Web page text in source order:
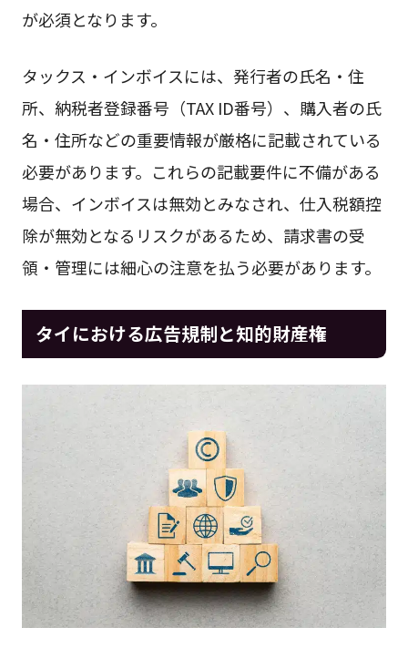
が必須となります。
タックス・インボイスには、発行者の氏名・住
所、納税者登録番号（TAX ID番号）、購入者の氏
名・住所などの重要情報が厳格に記載されている
必要があります。これらの記載要件に不備がある
場合、インボイスは無効とみなされ、仕入税額控
除が無効となるリスクがあるため、請求書の受
領・管理には細心の注意を払う必要があります。
タイにおける広告規制と知的財産権